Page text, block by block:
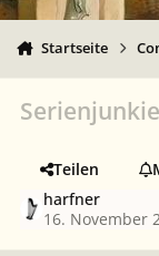
Startseite
Teilen
harfner
16. November